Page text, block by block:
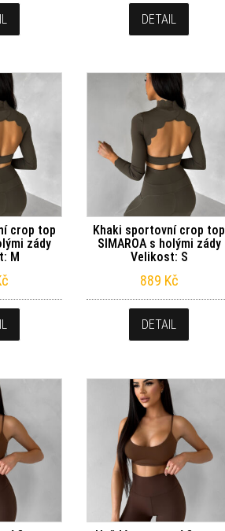
DETAIL
crop top
zády
M
Khaki sportovní crop top
SIMAROA s holými zády
Velikost: S
889 Kč
DETAIL